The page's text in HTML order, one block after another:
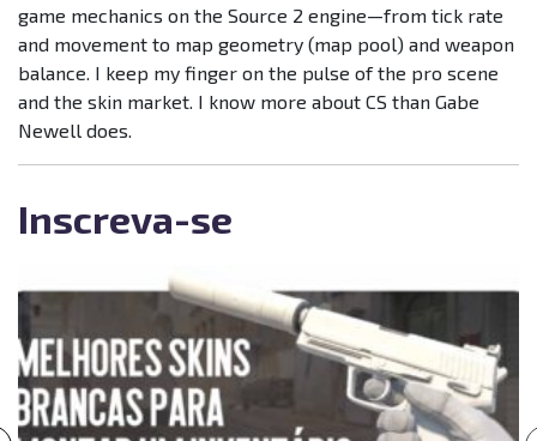
game mechanics on the Source 2 engine—from tick rate
and movement to map geometry (map pool) and weapon
balance. I keep my finger on the pulse of the pro scene
and the skin market. I know more about CS than Gabe
Newell does.
Inscreva-se